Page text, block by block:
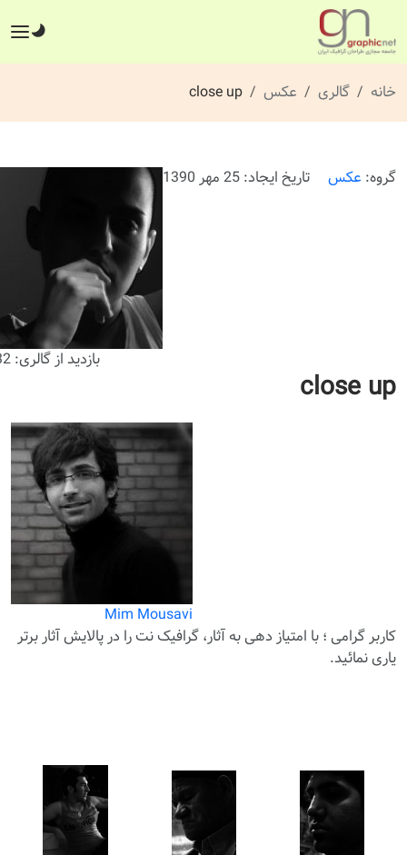
خانه گالری عکس close up
گروه: عکس تاریخ ایجاد: 25 مهر 1390
بازدید از گالری: 232 بار
close up
Mim Mousavi
کاربر گرامی ؛ با امتیاز دهیبه آثار، گرافیک نت را در پالایش آثار برتر
یاری نمائید.